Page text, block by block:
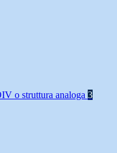
o struttura analoga 3